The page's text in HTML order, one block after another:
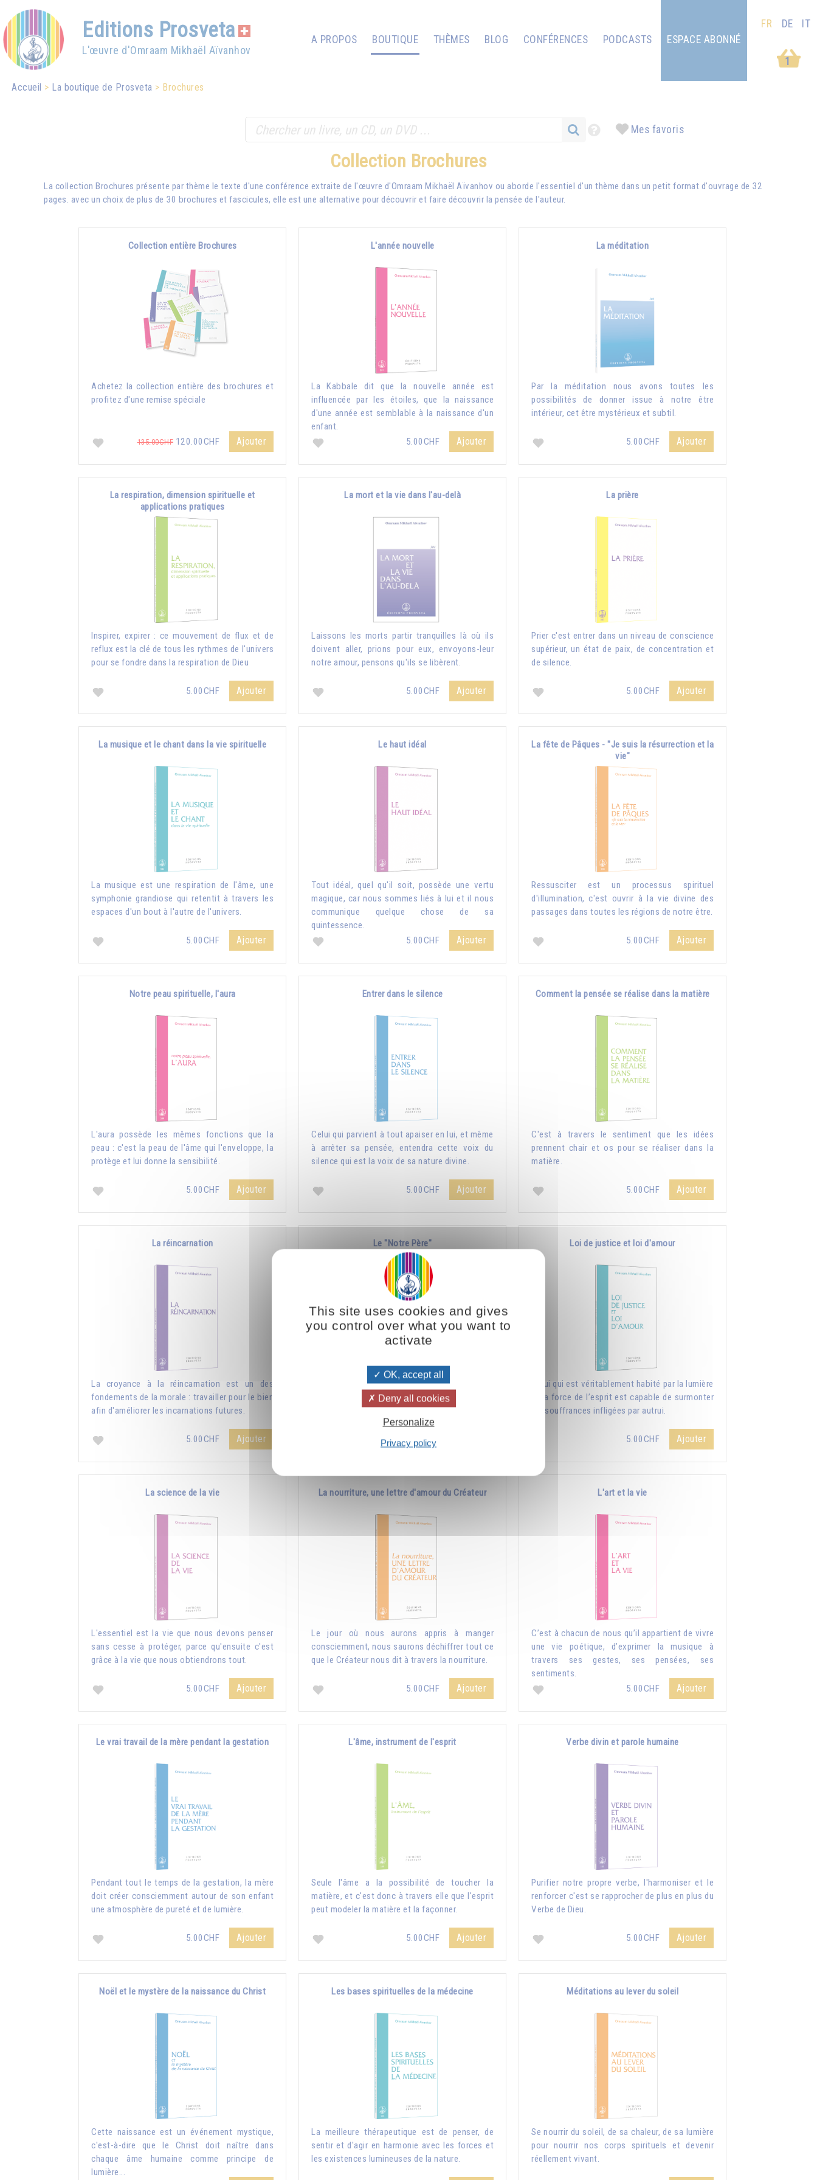
Editions Prosveta
L'œuvre d'Omraam Mikhaël Aïvanhov
A PROPOS BOUTIQUE THÈMES BLOG CONFÉRENCES
PODCASTS
1
ESPACE ABONNÉ
FR DE IT
Accueil La boutique de Prosveta Brochures
Mes favoris
Collection Brochures
La collection Brochures présente par thème le texte d'une conférence extraite de l'œuvre d'Omraam Mikhaël Aïvanhov ou aborde l'essentiel d'un thème dans un petit format d'ouvrage de 32
pages. avec un choix de plus de 30 brochures et fascicules, elle est une alternative pour découvrir et faire découvrir la pensée de l'auteur.
Collection entière Brochures
Achetez la collection entière des brochures et
profitez d'une remise spéciale
135.00CHF 120.00CHF Ajouter
L'année nouvelle
La Kabbale dit que la nouvelle année est
influencée par les étoiles, que la naissance
d'une année est semblable à la naissance d'un
enfant.
5.00CHF
Ajouter
La méditation
Par la méditation nous avons toutes les
possibilités de donner issue à notre être
intérieur, cet être mystérieux et subtil.
5.00CHF Ajouter
La respiration, dimension spirituelle et
applications pratiques
Inspirer, expirer : ce mouvement de flux et de
reflux est la clé de tous les rythmes de l'univers
pour se fondre dans la respiration de Dieu
5.00CHF Ajouter
La mort et la vie dans l'au-delà
Laissons les morts partir tranquilles là où ils
doivent aller, prions pour eux, envoyons-leur
notre amour, pensons qu'ils se libèrent.
5.00CHF Ajouter
La prière
Prier c'est entrer dans un niveau de conscience
supérieur, un état de paix, de concentration et
de silence.
5.00CHF Ajouter
La musique et le chant dans la vie spirituelle
La musique est une respiration de l'âme, une
symphonie grandiose qui retentit à travers les
espaces d'un bout à l'autre de l'univers.
5.00CHF Ajouter
Le haut idéal
Tout idéal, quel qu'il soit, possède une vertu
magique, car nous sommes liés à lui et il nous
communique quelque chose de sa
quintessence.
5.00CHF
Ajouter
La fête de Pâques - "Je suis la résurrection et la
vie"
Ressusciter est un processus spirituel
d'illumination, c'est ouvrir à la vie divine des
passages dans toutes les régions de notre être.
5.00CHF Ajouter
Notre peau spirituelle, l'aura
L'aura possède les mêmes fonctions que la
peau : c'est la peau de l'âme qui l'enveloppe, la
protège et lui donne la sensibilité.
5.00CHF Ajouter
Entrer dans le silence
Celui qui parvient à tout apaiser en lui, et même
à arrêter sa pensée, entendra cette voix du
silence qui est la voix de sa nature divine.
5.00CHF Ajouter
Comment la pensée se réalise dans la matière
C'est à travers le sentiment que les idées
prennent chair et os pour se réaliser dans la
matière.
5.00CHF Ajouter
La réincarnation
La croyance à la réincarnation est un des
fondements de la morale : travailler pour le bien
afin d'améliorer les incarnations futures.
5.00CHF Ajouter
Le "Notre Père"
Jésus a mis dans "Le Notre Père" une science
très ancienne qui existait déjà bien avant lui et
qu'il avait reçue de la tradition.
5.00CHF
Loi de justice et loi d'amour
Celui qui est véritablement habité par la lumière
et la force de l’esprit est capable de surmonter
les souffrances infligées par autrui.
5.00CHF Ajouter
La science de la vie
L'essentiel est la vie que nous devons penser
sans cesse à protéger, parce qu'ensuite c'est
grâce à la vie que nous obtiendrons tout.
5.00CHF Ajouter
La nourriture, une lettre d'amour du Créateur
Le jour où nous aurons appris à manger
consciemment, nous saurons déchiffrer tout ce
que le Créateur nous dit à travers la nourriture.
5.00CHF Ajouter
L'art et la vie
C’est à chacun de nous qu’il appartient de vivre
une vie poétique, d’exprimer la musique à
travers ses gestes, ses pensées, ses
sentiments.
5.00CHF
Ajouter
Le vrai travail de la mère pendant la gestation
Pendant tout le temps de la gestation, la mère
doit créer consciemment autour de son enfant
une atmosphère de pureté et de lumière.
5.00CHF Ajouter
L'âme, instrument de l'esprit
Seule l'âme a la possibilité de toucher la
matière, et c'est donc à travers elle que l'esprit
peut modeler la matière et la façonner.
5.00CHF Ajouter
Verbe divin et parole humaine
Purifier notre propre verbe, l'harmoniser et le
renforcer c'est se rapprocher de plus en plus du
Verbe de Dieu.
5.00CHF Ajouter
Noël et le mystère de la naissance du Christ
Cette naissance est un événement mystique,
c'est-à-dire que le Christ doit naître dans
chaque âme humaine comme principe de
lumière...
Les bases spirituelles de la médecine
La meilleure thérapeutique est de penser, de
sentir et d'agir en harmonie avec les forces et
les existences lumineuses de la nature.
Méditations au lever du soleil
Se nourrir du soleil, de sa chaleur, de sa lumière
pour nourrir nos corps spirituels et devenir
réellement vivant.
This site uses cookies and gives
you control over what you want to
activate
OK, accept all
Deny all cookies
Personalize
Privacy policy